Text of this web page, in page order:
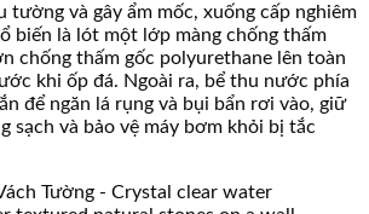
tường và gây ẩm mốc, xuống cấp nghiêm
biến là lót một lớp màng chống thấm
chống thấm gốc polyurethane lên toàn
khi ốp đá. Ngoài ra, bể thu nước phía
để ngăn lá rụng và bụi bẩn rơi vào, giữ
sạch và bảo vệ máy bơm khỏi bị tắc